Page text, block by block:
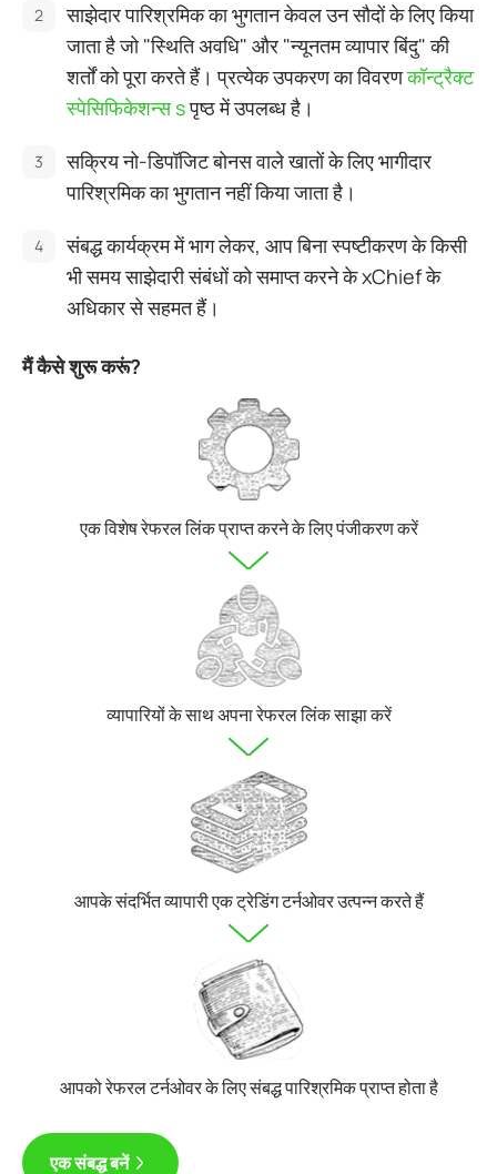
साझेदार पारिश्रमिक का भुगतान केवल उन सौदों के लिए किया
जाता है जो "स्थिति अवधि" और "न्यूनतम व्यापार बिंदु" की
शर्तों को पूरा करते हैं। प्रत्येक उपकरण का विवरणकॉन्ट्रैक्ट
स्पेसिफिकेशन्स sपृष्ठ में उपलब्ध है।
सक्रिय नो-डिपॉजिट बोनस वाले खातों के लिए भागीदार
पारिश्रमिक का भुगतान नहीं किया जाता है।
संबद्ध कार्यक्रम में भाग लेकर, आप बिना स्पष्टीकरण के किसी
भी समय साझेदारी संबंधों को समाप्त करने के xChief के
अधिकार से सहमत हैं।
मैं कैसे शुरू करूं?
एक विशेष रेफरल लिंक प्राप्त करने के लिए पंजीकरण करें
व्यापारियों के साथ अपना रेफरल लिंक साझा करें
आपके संदर्भित व्यापारी एक ट्रेडिंग टर्नओवर उत्पन्न करते हैं
आपको रेफरल टर्नओवर के लिए संबद्ध पारिश्रमिक प्राप्त होता है
एक संबद्ध बनें